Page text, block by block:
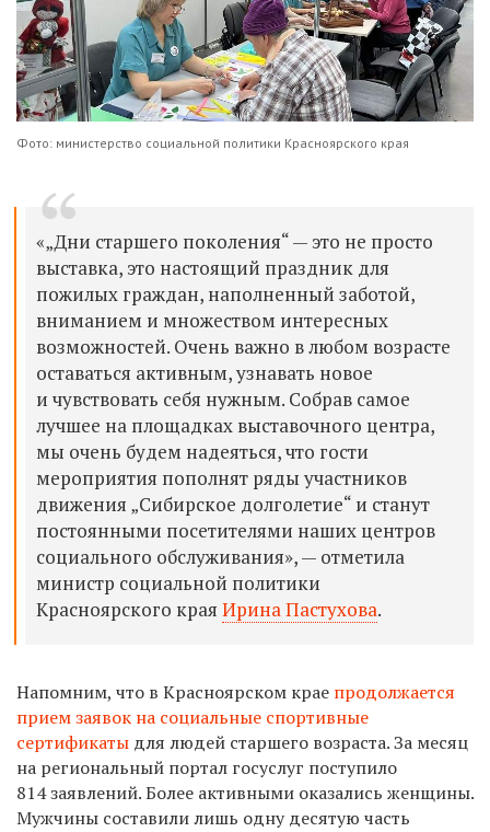
Фото: министерство социальной политики Красноярского края
«„Дни старшего поколения“ — это не просто
выставка, это настоящий праздник для
пожилых граждан, наполненный заботой,
вниманием и множеством интересных
возможностей. Очень важно в любом возрасте
оставаться активным, узнавать новое
и чувствовать себя нужным. Собрав самое
лучшее на площадках выставочного центра,
мы очень будем надеяться, что гости
мероприятия пополнят ряды участников
движения „Сибирское долголетие“ и станут
постоянными посетителями наших центров
социального обслуживания», — отметила
министр социальной политики
Красноярского края Ирина Пастухова.
Напомним, что в Красноярском крае продолжается
прием заявок на социальные спортивные
сертификаты для людей старшего возраста. За месяц
на региональный портал госуслуг поступило
814 заявлений. Более активными оказались женщины.
Мужчины составили лишь одну десятую часть